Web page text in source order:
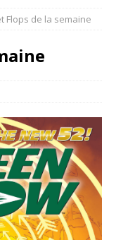
Flops de la semaine